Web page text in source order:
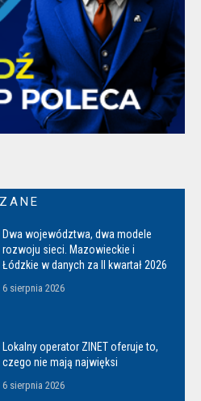
Dwa województwa, dwa modele
rozwoju sieci. Mazowieckie i
Łódzkie w danych za II kwartał 2026
6 sierpnia 2026
Lokalny operator ZINET oferuje to,
czego nie mają najwięksi
6 sierpnia 2026